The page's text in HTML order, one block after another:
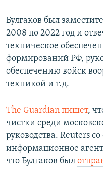
Булгаков был
2008 по 2022 год и
техническое
формирований РФ,
обеспечению войск
техникой и т.д.
The Guardian пишет,
чистки среди
руководства. Reuters
информационное
что Булгаков был